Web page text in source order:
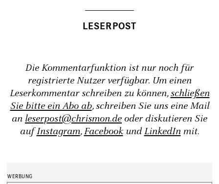
Die Kommentarfunktion ist nur noch für
registrierte Nutzer verfügbar. Um einen
Leserkommentar schreiben zu können,schließen
Sie bitte ein Abo ab, schreiben Sie uns eine Mail
an leserpost@chrismon.de oder diskutieren Sie
aufInstagram,FacebookundLinkedInmit.